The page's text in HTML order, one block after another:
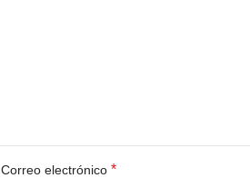
Correo electrónico *